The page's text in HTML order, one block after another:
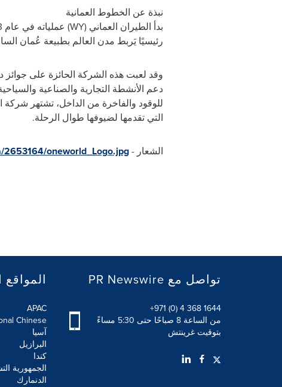
نبذة عن الخطوط العمانية
بدأ الطيران العماني (WY
رئيسيًا يَربط مدن العالم بطبيعة عُمان
وقد لعبت هذه الشركة الحائزة على
دعم الأنشطة التجارية والصناعية
للوقود والفاخرة من الداخل، تشتهر شركة
التي تقدمها لضيوفها طوال الرحلة.
الشعار -oneworld_Logo.jpg
PR Newswire تواصل مع
+971 (0) 4 368 1644
من الساعة 8 صباحًا حتى 5:30 مساءً
بتوقيت غرينتش
المواقع
APAC
Chinese
آسيا
البرازيل
كندا
الجمهورية
الدنمارك